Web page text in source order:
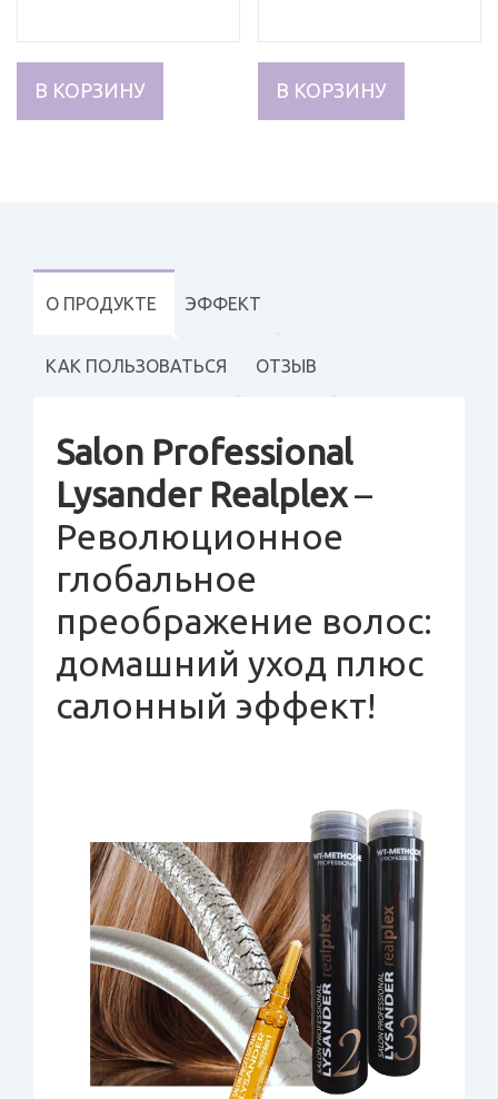
В КОРЗИНУ
грн.
В КОРЗИНУ
О ПРОДУКТЕ ЭФФЕКТ
КАК ПОЛЬЗОВАТЬСЯ ОТЗЫВ
Salon Professional
Lysander Realplex–
Революционное
глобальное
преображение волос:
домашний уход плюс
салонный эффект!